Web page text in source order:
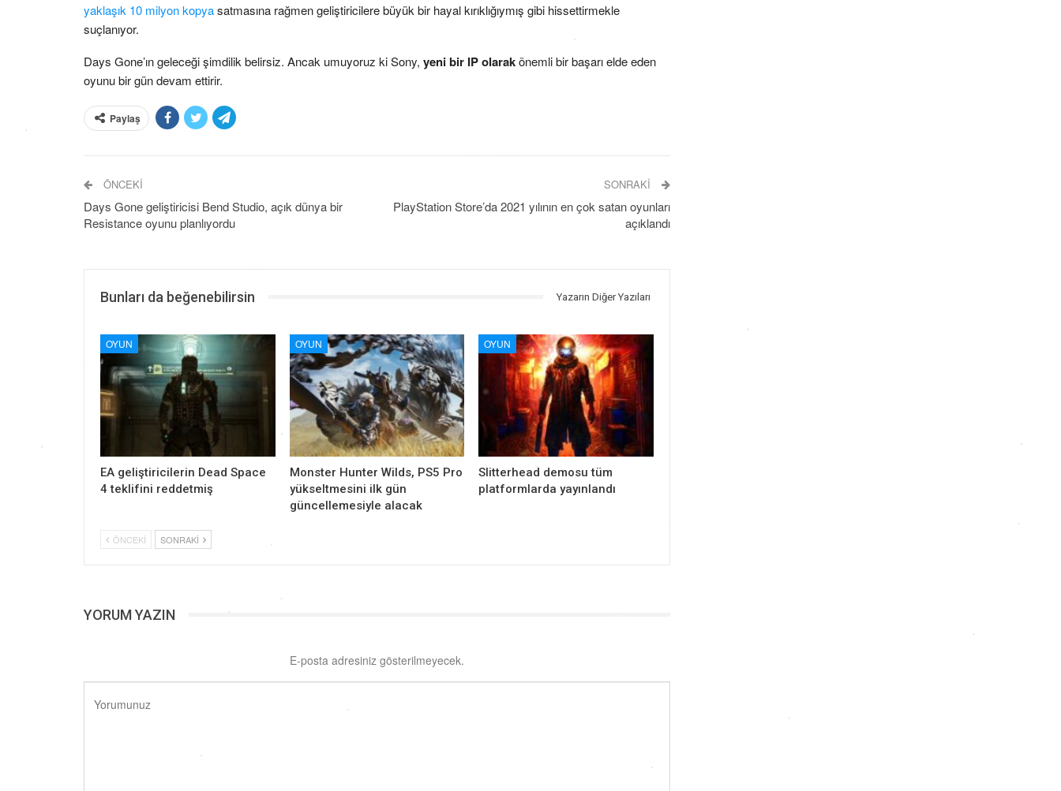
yaklaşık 10 milyon kopyasatmasına rağmen geliştiricilere büyük bir hayal kırıklığıymış gibi hissettirmekle
suçlanıyor.
Days Gone’ın geleceği şimdilik belirsiz. Ancak umuyoruz ki Sony, yeni bir IP olarakönemli bir başarı elde eden
oyunu bir gün devam ettirir.
Paylaş
ÖNCEKI
Days Gone geliştiricisi Bend Studio, açık dünya bir
Resistance oyunu planlıyordu
SONRAKI
PlayStation Store’da 2021 yılının en çok satan oyunları
açıklandı
Bunları da beğenebilirsin Yazarın Diğer Yazıları
OYUN
EA geliştiricilerin Dead Space
4 teklifini reddetmiş
OYUN
Monster Hunter Wilds, PS5 Pro
yükseltmesini ilk gün
güncellemesiyle alacak
OYUN
Slitterhead demosu tüm
platformlarda yayınlandı
ÖNCEKI SONRAKI
YORUM YAZIN
E-posta adresiniz gösterilmeyecek.